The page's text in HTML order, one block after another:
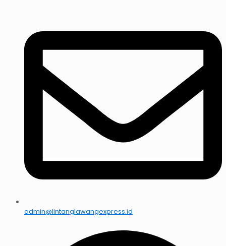
admin@lintanglawangexpress.id